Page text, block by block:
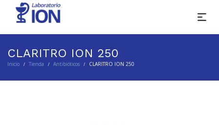
CLARITRO ION 250
Inicio / Tienda / Antibióticos / CLARITRO ION 250